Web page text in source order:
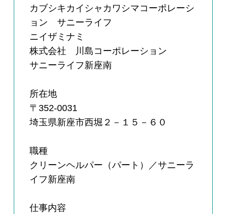
カブシキカイシャカワシマコーポレーシ
ョン サニーライフ
ニイザミナミ
株式会社 川島コーポレーション
サニーライフ新座南
所在地
〒352-0031
埼玉県新座市西堀２－１５－６０
職種
クリーンヘルパー（パート）／サニーラ
イフ新座南
仕事内容